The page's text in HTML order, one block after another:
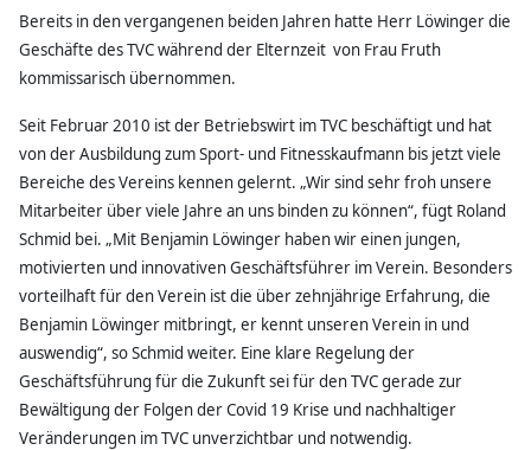
Bereits in den vergangenen beiden Jahren hatte Herr Löwinger die
Geschäfte des TVC während der Elternzeit von Frau Fruth
kommissarisch übernommen.
Seit Februar 2010 ist der Betriebswirt im TVC beschäftigt und hat
von der Ausbildung zum Sport- und Fitnesskaufmann bis jetzt viele
Bereiche des Vereins kennen gelernt. „Wir sind sehr froh unsere
Mitarbeiter über viele Jahre an uns binden zu können“, fügt Roland
Schmid bei. „Mit Benjamin Löwinger haben wir einen jungen,
motivierten und innovativen Geschäftsführer im Verein. Besonders
vorteilhaft für den Verein ist die über zehnjährige Erfahrung, die
Benjamin Löwinger mitbringt, er kennt unseren Verein in und
auswendig“, so Schmid weiter. Eine klare Regelung der
Geschäftsführung für die Zukunft sei für den TVC gerade zur
Bewältigung der Folgen der Covid 19 Krise und nachhaltiger
Veränderungen im TVC unverzichtbar und notwendig.